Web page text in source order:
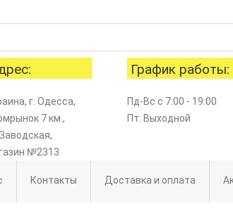
г. Одесса,
7 км.,
№2313
График работы:
Пд-Вс с 7:00 - 19:00
Пт: Выходной
Контакты Доставка и оплата